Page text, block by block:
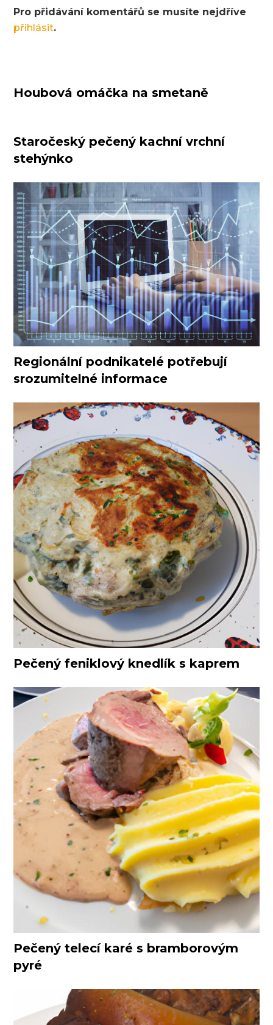
Pro přidávání komentářů se musíte nejdříve
přihlásit.
Houbová omáčka na smetaně
Staročeský pečený kachní vrchní
stehýnko
Regionální podnikatelé potřebují
srozumitelné informace
Pečený feniklový knedlík s kaprem
Pečený telecí karé s bramborovým
pyré